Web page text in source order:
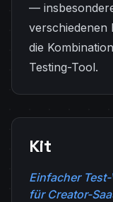
—
verschiedenen
die
Testing-Tool.
Kit
Einfacher
für Creator-